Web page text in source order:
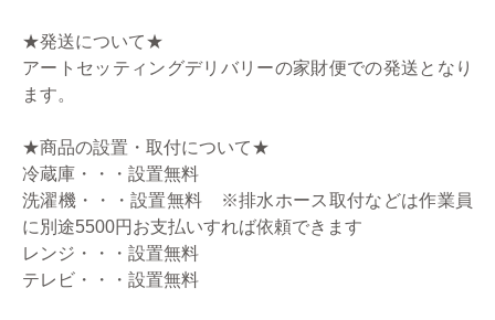
★発送について★
アートセッティングデリバリーの家財便での発送となり
ます。
★商品の設置・取付について★
冷蔵庫・・・設置無料
洗濯機・・・設置無料 ※排水ホース取付などは作業員
に別途5500円お支払いすれば依頼できます
レンジ・・・設置無料
テレビ・・・設置無料